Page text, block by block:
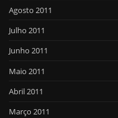
Agosto 2011
Julho 2011
Junho 2011
Maio 2011
Abril 2011
Março 2011